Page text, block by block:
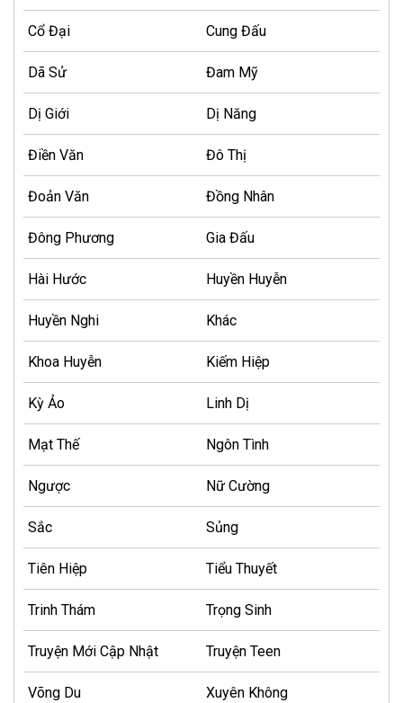
Cổ Đại Cung Đấu
Dã Sử Đam Mỹ
Dị Giới Dị Năng
Điền Văn Đô Thị
Đoản Văn Đồng Nhân
Đông Phương Gia Đấu
Hài Hước Huyền Huyễn
Huyền Nghi Khác
Khoa Huyễn Kiếm Hiệp
Kỳ Ảo Linh Dị
Mạt Thế Ngôn Tình
Ngược Nữ Cường
Sắc Sủng
Tiên Hiệp Tiểu Thuyết
Trinh Thám Trọng Sinh
Truyện Mới Cập Nhật Truyện Teen
Võng Du Xuyên Không